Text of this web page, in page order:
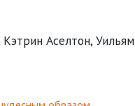
Аселтон, Уильям